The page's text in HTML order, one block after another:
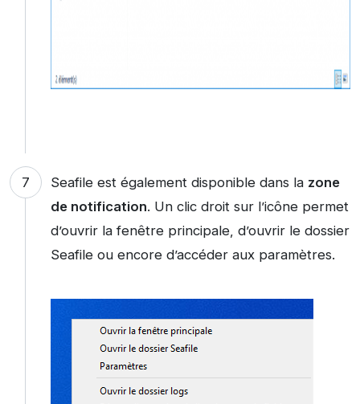
Seafile est également disponible dans la zone
de notification. Un clic droit sur l’icône permet
d’ouvrir la fenêtre principale, d’ouvrir le dossier
Seafile ou encore d’accéder aux paramètres.